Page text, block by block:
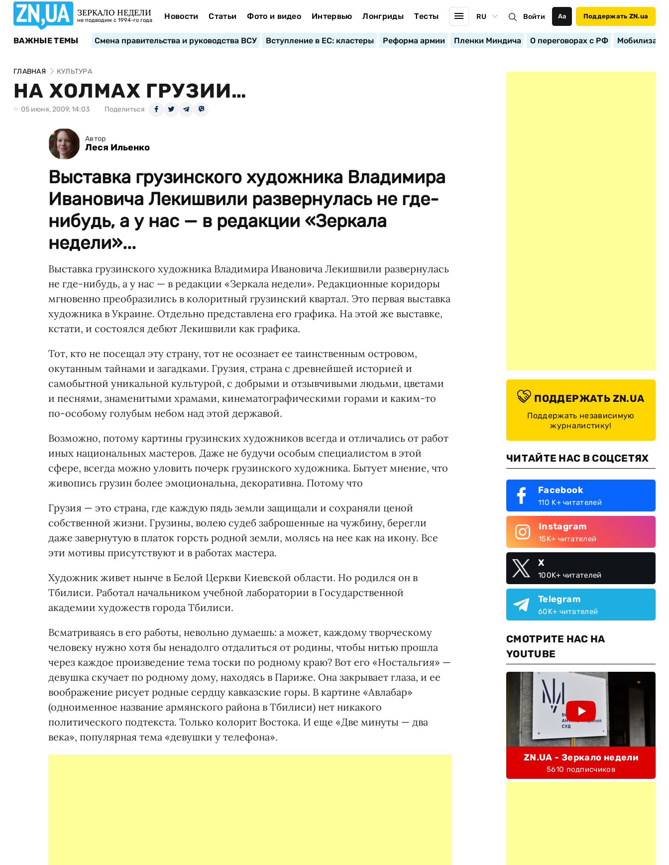
ЗЕРКАЛО НЕДЕЛИ
не подводим с 1994-го года Новости Статьи Фото и видео Интервью Лонгриды Тесты RU Войти Аа Поддержать ZN.ua
ВАЖНЫЕ ТЕМЫ Смена правительства и руководства ВСУ Вступление в ЕС: кластеры Реформа армии Пленки Миндича О переговорах с РФ
ГЛАВНАЯ КУЛЬТУРА
НА ХОЛМАХ ГРУЗИИ…
05 июня, 2009, 14:03 Поделиться
Автор
Леся Ильенко
Выставка грузинского художника Владимира
Ивановича Лекишвили развернулась не где-
нибудь, а у нас — в редакции «Зеркала
недели»...
Выставка грузинского художника Владимира Ивановича Лекишвили развернулась
не где-нибудь, а у нас — в редакции «Зеркала недели». Редакционные коридоры
мгновенно преобразились в колоритный грузинский квартал. Это первая выставка
художника в Украине. Отдельно представлена его графика. На этой же выставке,
кстати, и состоялся дебют Лекишвили как графика.
Тот, кто не посещал эту страну, тот не осознает ее таинственным островом,
окутанным тайнами и загадками. Грузия, страна с древнейшей историей и
самобытной уникальной культурой, с добрыми и отзывчивыми людьми, цветами
и песнями, знаменитыми храмами, кинематографическими горами и каким-то
по-особому голубым небом над этой державой.
Возможно, потому картины грузинских художников всегда и отличались от работ
иных национальных мастеров. Даже не будучи особым специалистом в этой
сфере, всегда можно уловить почерк грузинского художника. Бытует мнение, что
живопись грузин более эмоциональна, декоративна. Потому что
Грузия — это страна, где каждую пядь земли защищали и сохраняли ценой
собственной жизни. Грузины, волею судеб заброшенные на чужбину, берегли
даже завернутую в платок горсть родной земли, молясь на нее как на икону. Все
эти мотивы присутствуют и в работах мастера.
Художник живет нынче в Белой Церкви Киевской области. Но родился он в
Тбилиси. Работал начальником учебной лаборатории в Государственной
академии художеств города Тбилиси.
Всматриваясь в его работы, невольно думаешь: а может, каждому творческому
человеку нужно хотя бы ненадолго отдалиться от родины, чтобы нитью прошла
через каждое произведение тема тоски по родному краю? Вот его «Ностальгия» —
девушка скучает по родному дому, находясь в Париже. Она закрывает глаза, и ее
воображение рисует родные сердцу кавказские горы. В картине «Авлабар»
(одноименное название армянского района в Тбилиси) нет никакого
политического подтекста. Только колорит Востока. И еще «Две минуты — два
века», популярная тема «девушки у телефона».
ПОДДЕРЖАТЬ ZN.UA
Поддержать независимую
журналистику!
ЧИТАЙТЕ НАС В СОЦСЕТЯХ
Facebook
110 K+ читателей
Instagram
15K+ читателей
X
100K+ читателей
Telegram
60K+ читателей
СМОТРИТЕ НАС НА
YOUTUBE
ZN.UA - Зеркало недели
5610 подписчиков